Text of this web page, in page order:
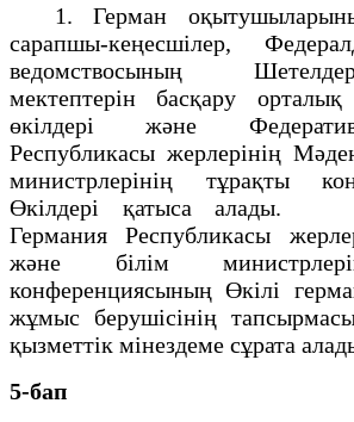
1. Герман
сарапшы-кеңесшiлер,
ведомствосының
мектептерiн басқару
өкiлдерi және
Республикасы жерлерiнiң
министрлерiнiң тұрақты
Өкiлдерi қатыса алады.
Германия Республикасы
және бiлiм
конференциясының Өкiлi
жұмыс берушiсiнiң
қызметтiк мiнездеме сұрата
5-бап